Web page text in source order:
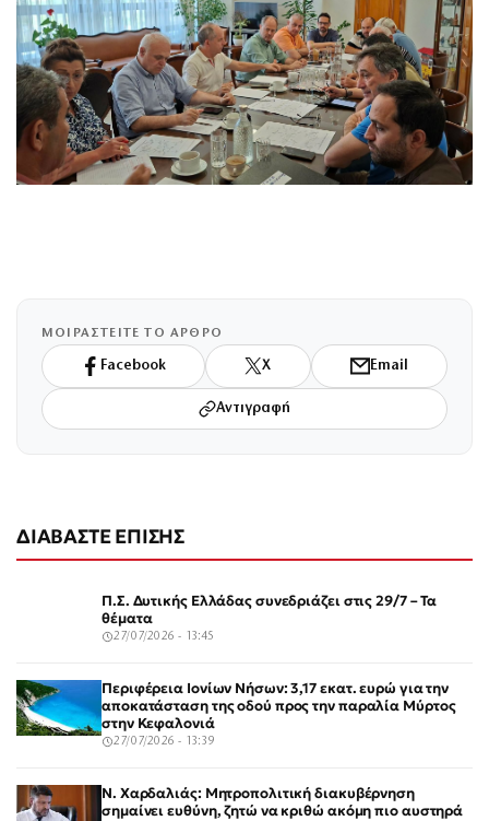
ΜΟΙΡΑΣΤΕΙΤΕ ΤΟ ΑΡΘΡΟ
Facebook X Email
Αντιγραφή
ΔΙΑΒΑΣΤΕ ΕΠΙΣΗΣ
Π.Σ. Δυτικής Ελλάδας συνεδριάζει στις 29/7 – Τα
θέματα
27/07/2026 - 13:45
Περιφέρεια Ιονίων Νήσων: 3,17 εκατ. ευρώ για την
αποκατάσταση της οδού προς την παραλία Μύρτος
στην Κεφαλονιά
27/07/2026 - 13:39
Ν. Χαρδαλιάς: Μητροπολιτική διακυβέρνηση
σημαίνει ευθύνη, ζητώ να κριθώ ακόμη πιο αυστηρά